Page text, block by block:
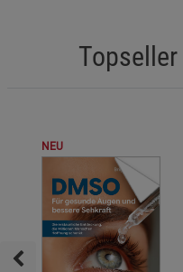
NEU